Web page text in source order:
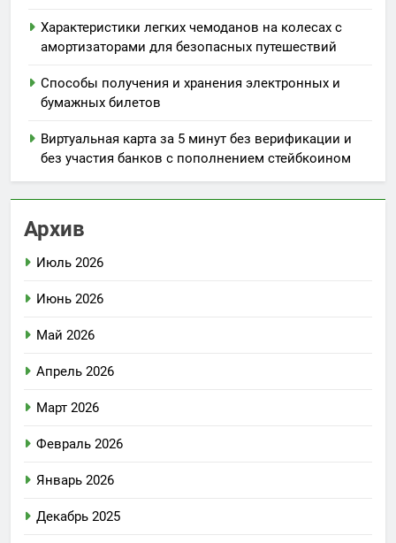
Характеристики легких чемоданов на колесах с
амортизаторами для безопасных путешествий
Способы получения и хранения электронных и
бумажных билетов
Виртуальная карта за 5 минут без верификации и
без участия банков с пополнением стейбкоином
Архив
Июль 2026
Июнь 2026
Май 2026
Апрель 2026
Март 2026
Февраль 2026
Январь 2026
Декабрь 2025